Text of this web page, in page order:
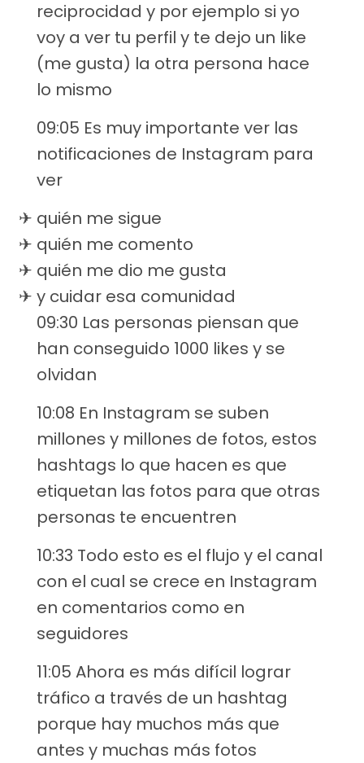
reciprocidad y por ejemplo si yo
voy a ver tu perfil y te dejo un like
(me gusta) la otra persona hace
lo mismo
09:05 Es muy importante ver las
notificaciones de Instagram para
ver
quién me sigue
quién me comento
quién me dio me gusta
y cuidar esa comunidad
09:30 Las personas piensan que
han conseguido 1000 likes y se
olvidan
10:08 En Instagram se suben
millones y millones de fotos, estos
hashtags lo que hacen es que
etiquetan las fotos para que otras
personas te encuentren
10:33 Todo esto es el flujo y el canal
con el cual se crece en Instagram
en comentarios como en
seguidores
11:05 Ahora es más difícil lograr
tráfico a través de un hashtag
porque hay muchos más que
antes y muchas más fotos